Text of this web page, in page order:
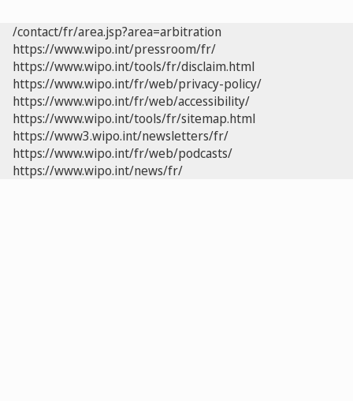
/contact/fr/area.jsp?area=arbitration
https://www.wipo.int/pressroom/fr/
https://www.wipo.int/tools/fr/disclaim.html
https://www.wipo.int/fr/web/privacy-policy/
https://www.wipo.int/fr/web/accessibility/
https://www.wipo.int/tools/fr/sitemap.html
https://www3.wipo.int/newsletters/fr/
https://www.wipo.int/fr/web/podcasts/
https://www.wipo.int/news/fr/